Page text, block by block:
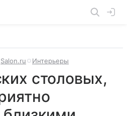
Salon.ru Интерьеры
столовых,